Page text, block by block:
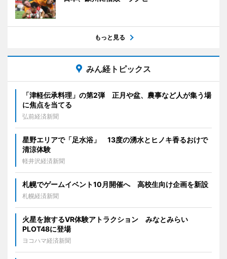
もっと見る
みん経トピックス
「津軽伝承料理」の第2弾 正月や盆、農事など人が集う場
に焦点を当てる
弘前経済新聞
星野エリアで「足水浴」 13度の湧水とヒノキ香るおけで
清涼体験
軽井沢経済新聞
札幌でゲームイベント10月開催へ 高校生向け企画を新設
札幌経済新聞
火星を旅するVR体験アトラクション みなとみらい
PLOT48に登場
ヨコハマ経済新聞